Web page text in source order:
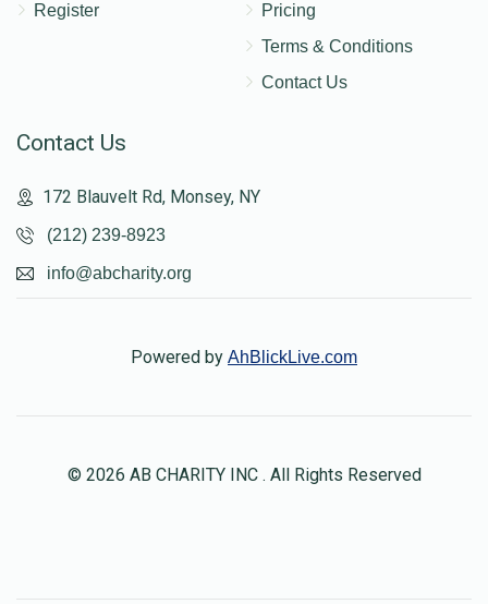
Register
Pricing
Terms & Conditions
Contact Us
Contact Us
172 Blauvelt Rd, Monsey, NY
(212) 239-8923
info@abcharity.org
Powered by AhBlickLive.com
© 2026 AB CHARITY INC . All Rights Reserved